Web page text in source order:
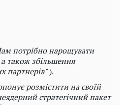
потрібно нарощувати
також збільшення
партнерів").
розмістити на своїй
стратегічний пакет